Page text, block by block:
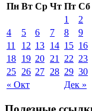
Пн Вт Ср Чт Пт Сб
« Окт Дек »
1 2
4
5 6 7 8 9
11
12 13 14 15 16
18 19 20 21 22 23
25 26 27 28 29 30